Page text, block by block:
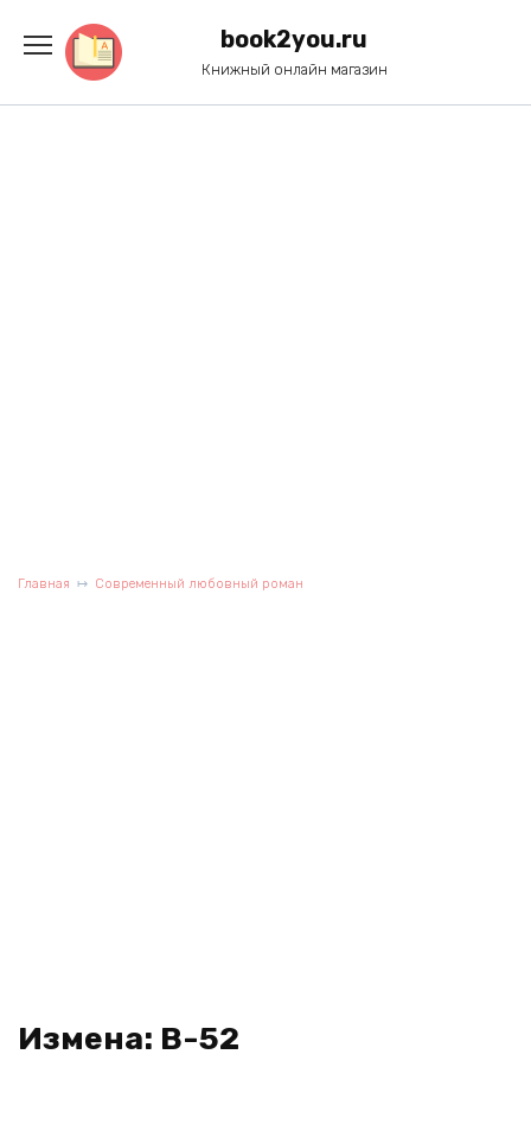
содержанию
book2you.ru
Книжный онлайн магазин
Главная Современный любовный роман
Измена: B-52